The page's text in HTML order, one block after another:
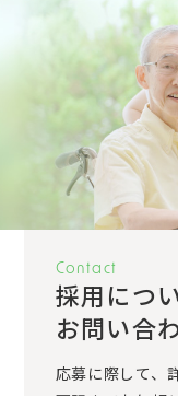
Contact
採用につ
お問い合
応募に際して、